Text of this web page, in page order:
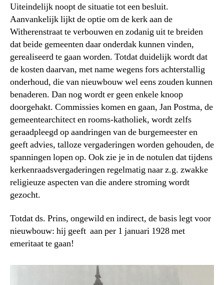
Uiteindelijk noopt de situatie tot een besluit.
Aanvankelijk lijkt de optie om de kerk aan de
Witherenstraat te verbouwen en zodanig uit te breiden
dat beide gemeenten daar onderdak kunnen vinden,
gerealiseerd te gaan worden. Totdat duidelijk wordt dat
de kosten daarvan, met name wegens fors achterstallig
onderhoud, die van nieuwbouw wel eens zouden kunnen
benaderen. Dan nog wordt er geen enkele knoop
doorgehakt. Commissies komen en gaan, Jan Postma, de
gemeentearchitect en rooms-katholiek, wordt zelfs
geraadpleegd op aandringen van de burgemeester en
geeft advies, talloze vergaderingen worden gehouden, de
spanningen lopen op. Ook zie je in de notulen dat tijdens
kerkenraadsvergaderingen regelmatig naar z.g. zwakke
religieuze aspecten van die andere stroming wordt
gezocht.
Totdat ds. Prins, ongewild en indirect, de basis legt voor
nieuwbouw: hij geeft aan per 1 januari 1928 met
emeritaat te gaan!